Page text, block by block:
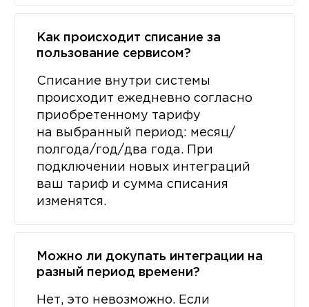
Как происходит списание за
пользование сервисом?
Списание внутри системы
происходит ежедневно согласно
приобретенному тарифу
на выбранный период: месяц/
полгода/год/два года. При
подключении новых интеграций
ваш тариф и сумма списания
изменятся.
Можно ли докупать интеграции на
разный период времени?
Нет, это невозможно. Если